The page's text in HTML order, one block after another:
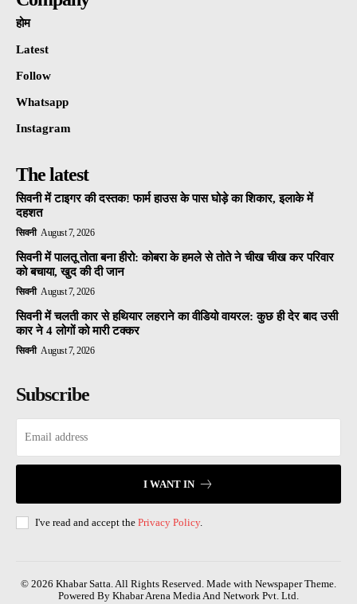
होम
Latest
Follow
Whatsapp
Instagram
The latest
सिवनी में टाइगर की दस्तक! फार्म हाउस के पास घोड़े का शिकार, इलाके में
दहशत
सिवनी August 7, 2026
सिवनी में पालतू तोता बना हीरो: कोबरा के हमले से तोते ने चीख चीख कर परिवार
को बचाया, खुद की दी जान
सिवनी August 7, 2026
सिवनी में चलती कार से हथियार लहराने का वीडियो वायरल: कुछ ही देर बाद उसी
कार ने 4 लोगों को मारी टक्कर
सिवनी August 7, 2026
Subscribe
I WANT IN
I've read and accept the Privacy Policy.
© 2026 Khabar Satta. All Rights Reserved. Made with Newspaper Theme.
Powered By Khabar Arena Media And Network Pvt. Ltd.